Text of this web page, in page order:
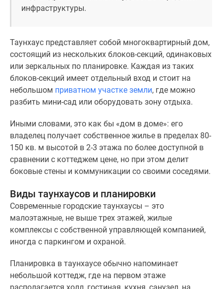
Мнение
Аналитика
рынка
Покупателю
Экспертиза
новостроек
Эксперты
проекте
Контакты
Реклама
Дзен
Машино-
места
Апартаменты
ипотека
#рассрочка
инфраструктуры.
Таунхаус представляет собой многоквартирный дом,
состоящий из нескольких блоков-секций, одинаковых
или зеркальных по планировке. Каждая из таких
блоков-секций имеет отдельный вход и стоит на
небольшом приватном участке земли, где можно
разбить мини-сад или оборудовать зону отдыха.
Иными словами, это как бы «дом в доме»: его
владелец получает собственное жилье в пределах 80-
150 кв. м высотой в 2-3 этажа по более доступной в
сравнении с коттеджем цене, но при этом делит
боковые стены и коммуникации со своими соседями.
Виды таунхаусов и планировки
Современные городские таунхаусы – это
малоэтажные, не выше трех этажей, жилые
комплексы с собственной управляющей компанией,
иногда с паркингом и охраной.
Планировка в таунхаусе обычно напоминает
небольшой коттедж, где на первом этаже